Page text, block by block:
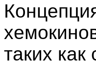
таких